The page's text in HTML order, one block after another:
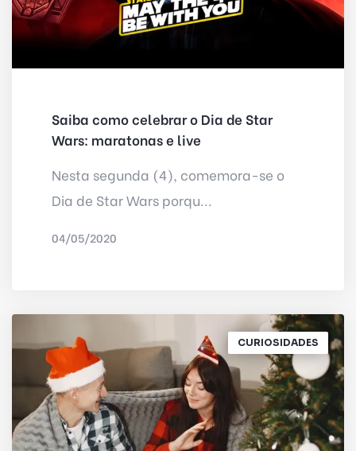
Saiba como celebrar o Dia de Star
Wars: maratonas e live
Nesta segunda (4), comemora-se o
Dia de Star Wars porqu...
04/05/2020
CURIOSIDADES